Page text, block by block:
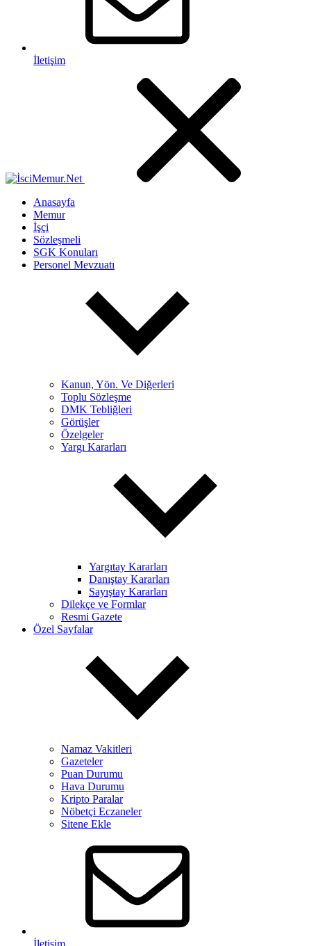
İletişim
Anasayfa
Memur
İşçi
Sözleşmeli
SGK Konuları
Personel Mevzuatı
Kanun, Yön. Ve Diğerleri
Toplu Sözleşme
DMK Tebliğleri
Görüşler
Özelgeler
Yargı Kararları
Yargıtay Kararları
Danıştay Kararları
Sayıştay Kararları
Dilekçe ve Formlar
Resmi Gazete
Özel Sayfalar
Namaz Vakitleri
Gazeteler
Puan Durumu
Hava Durumu
Kripto Paralar
Nöbetçi Eczaneler
Sitene Ekle
İletişim